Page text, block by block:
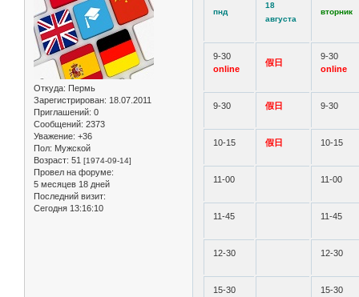
Откуда: Пермь
Зарегистрирован: 18.07.2011
Приглашений: 0
Сообщений: 2373
Уважение: +36
Пол: Мужской
Возраст: 51 [1974-09-14]
Провел на форуме:
5 месяцев 18 дней
Последний визит:
Сегодня 13:16:10
пнд
18
августа
вторник
9-30
online
假日
9-30
online
9-30 假日 9-30
10-15 假日 10-15
11-00 11-00
11-45 11-45
12-30 12-30
15-30
15-30